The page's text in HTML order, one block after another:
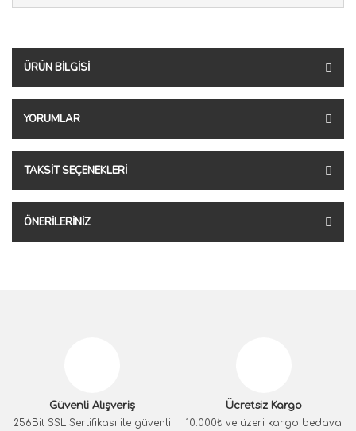
ÜRÜN BILGISI
YORUMLAR
TAKSIT SEÇENEKLERI
ÖNERILERINIZ
Güvenli Alışveriş
256Bit SSL Sertifikası ile güvenli
Ücretsiz Kargo
10.000₺ ve üzeri kargo bedava